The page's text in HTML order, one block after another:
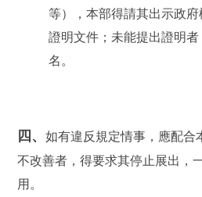
等），本部得請其出示政
證明文件；未能提出證明
名。
四、如有違反規定情事，應配合
不改善者，得要求其停止展出，
用。